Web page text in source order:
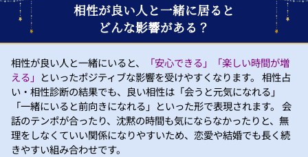
相性が良い人と一緒に居ると
どんな影響がある？
相性が良い人と一緒にいると、
「安心できる」「楽しい時間が増
える」 といったポジティブな影響を受けやすくなります。 相性占
い・相性診断の結果でも、良い相性は「会うと元気になれる」
「一緒にいると前向きになれる」といった形で表現されます。 会
話のテンポが合ったり、沈黙の時間も気にならなかったりと、無
理をしなくていい関係になりやすいため、恋愛や結婚でも長く続
きやすい組み合わせです。